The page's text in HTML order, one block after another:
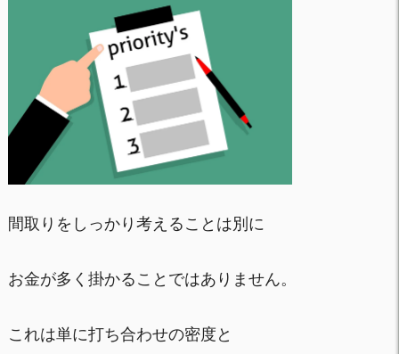
間取りをしっかり考えることは別に
お金が多く掛かることではありません。
これは単に打ち合わせの密度と